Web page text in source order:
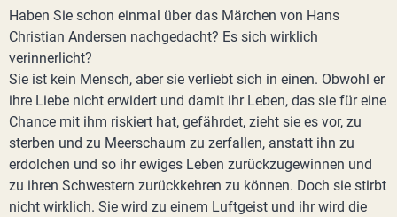
Haben Sie schon einmal über das Märchen von Hans
Christian Andersen nachgedacht? Es sich wirklich
verinnerlicht?
Sie ist kein Mensch, aber sie verliebt sich in einen. Obwohl er
ihre Liebe nicht erwidert und damit ihr Leben, das sie für eine
Chance mit ihm riskiert hat, gefährdet, zieht sie es vor, zu
sterben und zu Meerschaum zu zerfallen, anstatt ihn zu
erdolchen und so ihr ewiges Leben zurückzugewinnen und
zu ihren Schwestern zurückkehren zu können. Doch sie stirbt
nicht wirklich. Sie wird zu einem Luftgeist und ihr wird die